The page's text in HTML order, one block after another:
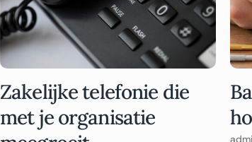
Zakelijke telefonie die
met je organisatie